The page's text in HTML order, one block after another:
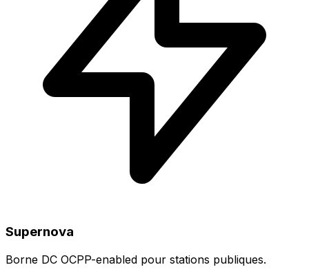
Supernova
Borne DC OCPP-enabled pour stations publiques.